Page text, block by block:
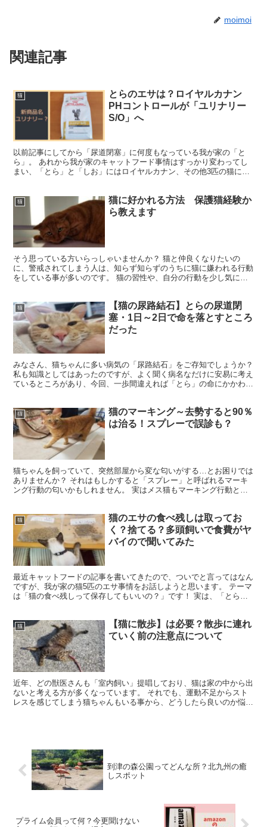
moimoi
関連記事
猫
とらのエサは？ロイヤルカナン
PHコントロールが「ユリナリー
S/O」へ
以前記事にしてから「尿道閉塞」に何度もなっている我が家の「と
ら」。 あれから我が家のキャットフード事情はすっかり変わってし
まい、「とら」と「しお」にはロイヤルカナン、その他3匹の猫には
猫
猫に好かれる方法 保護猫経験か
ら教えます
そう思っている方いらっしゃいませんか？ 猫と仲良くなりたいの
に、警戒されてしまう人は、知らず知らずのうちに猫に嫌われる行動
をしている事が多いのです。 猫の習性や、自分の行動を少し気に掛
猫
【猫の尿路結石】とらの尿道閉
塞・1日～2日で命を落とすところ
だった
みなさん、猫ちゃんに多い病気の「尿路結石」をご存知でしょうか？
私も知識としてはあったのですが、よく聞く病名なだけに安易に考え
ているところがあり、今回、一歩間違えれば「とら」の命にかかわる
猫
猫のマーキング～去勢すると90％
は治る！スプレーで誤診も？
猫ちゃんを飼っていて、突然部屋から変な匂いがする…とお困りでは
ありませんか？ それはもしかすると「スプレー」と呼ばれるマーキ
ング行動の匂いかもしれません。 実はメス猫もマーキング行動とし
猫
猫のエサの食べ残しは取ってお
く？捨てる？多頭飼いで食費がヤ
バイので聞いてみた
最近キャットフードの記事を書いてきたので、ついでと言ってはなん
ですが、我が家の猫5匹のエサ事情をお話しようと思います。 テーマ
は「猫の食べ残しって保存してもいいの？」です！ 実は、「とら（4
猫
【猫に散歩】は必要？散歩に連れ
ていく前の注意点について
近年、どの獣医さんも「室内飼い」提唱しており、猫は家の中から出
ないと考える方が多くなっています。 それでも、運動不足からスト
レスを感じてしまう猫ちゃんもいる事から、どうしたら良いのか悩ん
到津の森公園ってどんな所？北九州の癒
しスポット
プライム会員って何？今更聞けない